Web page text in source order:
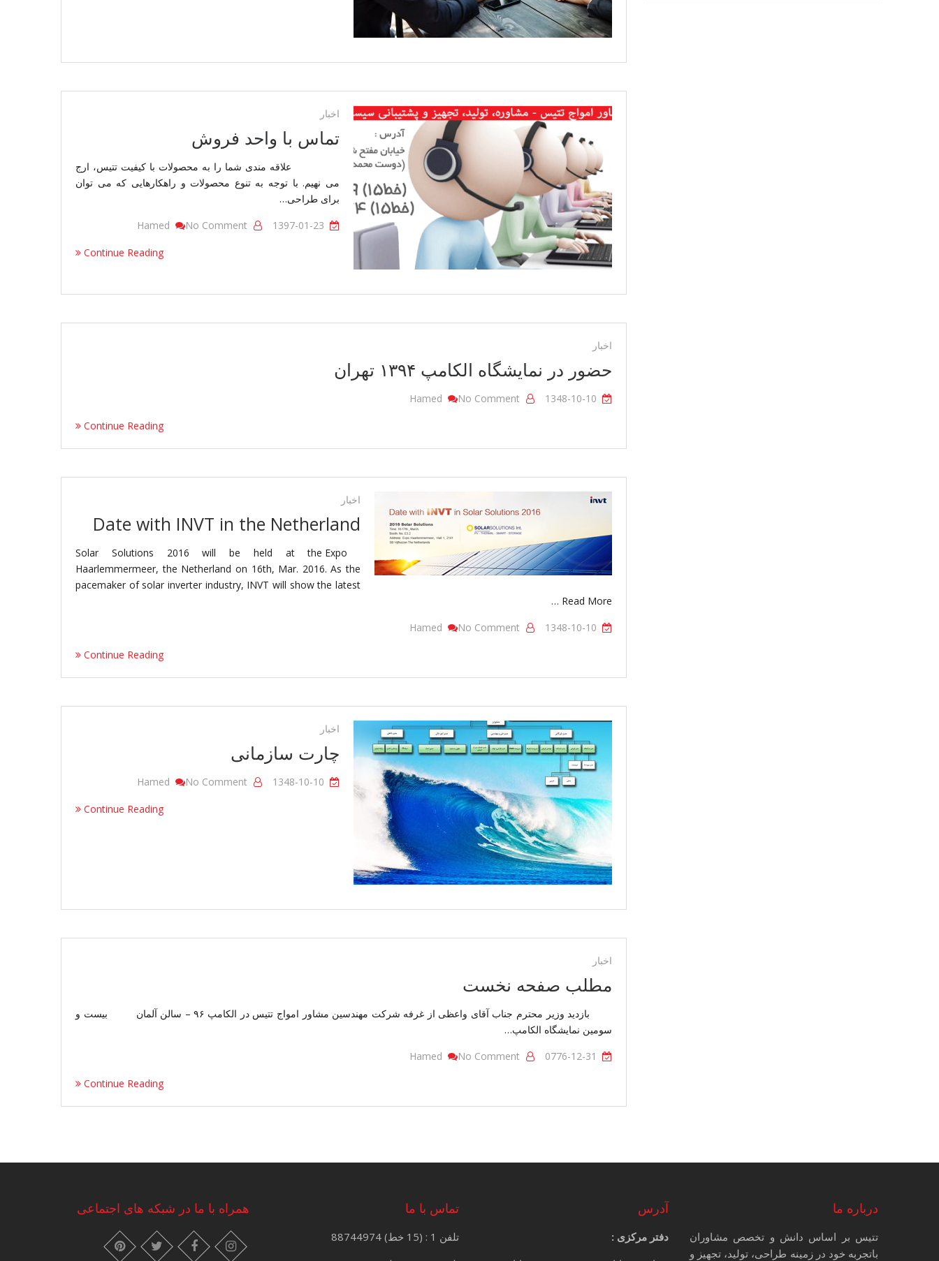
اخبار
تماس با واحد فروش
علاقه مندی شما را به محصولات با کیفیت تتیس، ارج
می نهیم. با توجه به تنوع محصولات و راهکارهایی که می توان
برای طراحی…
1397-01-23
Hamed No Comment
با
فروش
Continue Reading
اخبار
حضور در نمایشگاه الکامپ ۱۳۹۴ تهران
1348-10-10
Hamed No Comment
نمایشگاه
۱۳۹۴
Continue Reading
اخبار
Date with INVT in the Netherland
Solar Solutions 2016 will be held at the Expo
Haarlemmermeer, the Netherland on 16th, Mar. 2016. As the
pacemaker of solar inverter industry, INVT will show the latest
… Read More
1348-10-10
Hamed No Comment
INVT
The
Netherland
Continue Reading
اخبار
چارت سازمانی
1348-10-10
Hamed No Comment
سازمانی
Continue Reading
اخبار
مطلب صفحه نخست
بازدید وزیر محترم جناب آقای واعظی از غرفه شرکت مهندسین مشاور امواج تتیس در الکامپ ۹۶ – سالن آلمان بیست و
سومین نمایشگاه الکامپ…
0776-12-31
Hamed No Comment
نخست
Continue Reading
درباره ما
تتیس بر اساس دانش و تخصص مشاوران
باتجربه خود در زمینه طراحی، تولید، تجهیز و
آدرس
دفتر مرکزی :
تماس با ما
تلفن 1 : (15 خط) 88744974
همراه با ما در شبکه های اجتماعی
instagram
facebook
twitter
pinterest